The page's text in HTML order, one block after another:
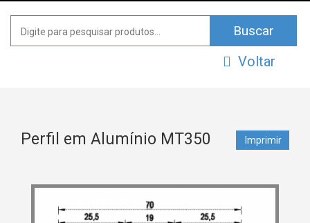
Voltar
Perfil em Alumínio MT350 Imprimir